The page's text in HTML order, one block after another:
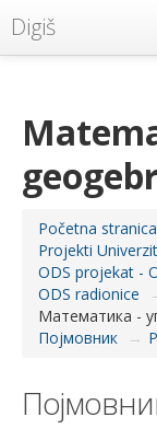
Digiš
Početna stranica
Projekti
ODS projekat -
ODS radionice
Математика -
Појмовник
→